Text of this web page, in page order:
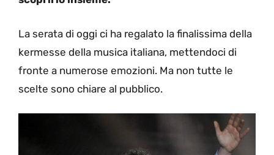
La serata di oggi ci ha regalato la finalissima della
kermesse della musica italiana, mettendoci di
fronte a numerose emozioni. Ma non tutte le
scelte sono chiare al pubblico.